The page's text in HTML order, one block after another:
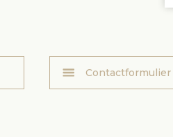
Contactformulier